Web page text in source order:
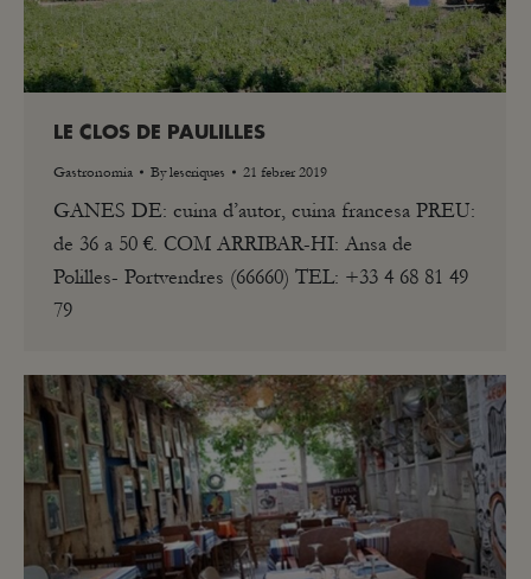
LE CLOS DE PAULILLES
Gastronomia Bylescriques 21 febrer 2019
GANES DE: cuina d’autor, cuina francesa PREU:
de 36 a 50 €. COM ARRIBAR-HI: Ansa de
Polilles- Portvendres (66660) TEL: +33 4 68 81 49
79